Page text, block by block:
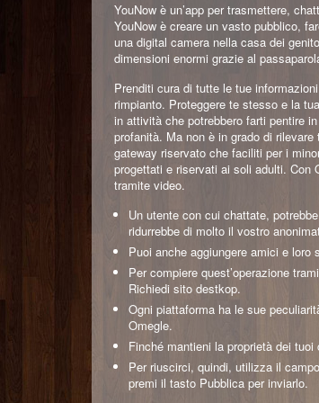
YouNow è un’app per trasmettere,
YouNow è creare un vasto pubblico,
una digital camera nella casa dei
dimensioni enormi grazie al
Prenditi cura di tutte le tue
rimpianto. Proteggere te stesso e la
in attività che potrebbero farti pentire
profanità. Ma non è in grado di
gateway riservato che faciliti per i
progettati e riservati ai soli adulti. Con
tramite video.
Un utente con cui chattate,
ridurrebbe di molto il vostro
Puoi anche aggiungere amici e
Per compiere quest’operazione
Richiedi sito destkop.
Ogni piattaforma ha le sue
Omegle.
Finché mantieni la proprietà dei
Per riuscirci, quindi, utilizza il
premi il tasto Pubblica per inviarlo.